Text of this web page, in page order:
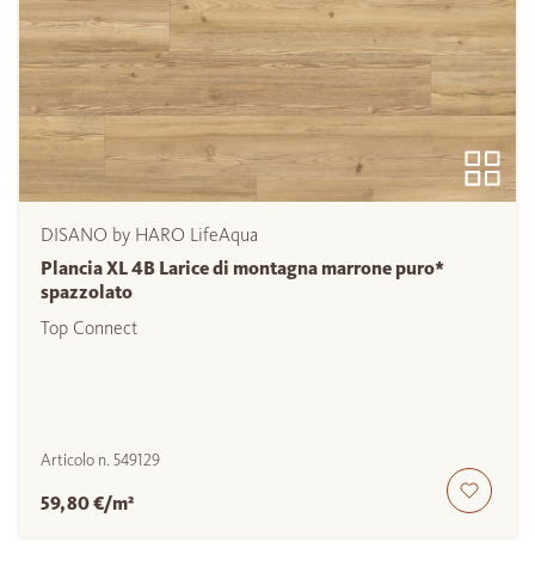
DISANO by HARO LifeAqua
Plancia XL 4B Larice di montagna marrone puro*
spazzolato
Top Connect
Articolo n. 549129
59,80 €/m²